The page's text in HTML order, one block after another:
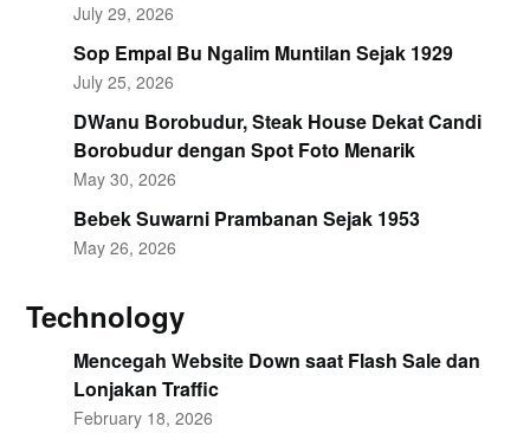
July 29, 2026
Sop Empal Bu Ngalim Muntilan Sejak 1929
July 25, 2026
DWanu Borobudur, Steak House Dekat Candi
Borobudur dengan Spot Foto Menarik
May 30, 2026
Bebek Suwarni Prambanan Sejak 1953
May 26, 2026
Technology
Mencegah Website Down saat Flash Sale dan
Lonjakan Traffic
February 18, 2026